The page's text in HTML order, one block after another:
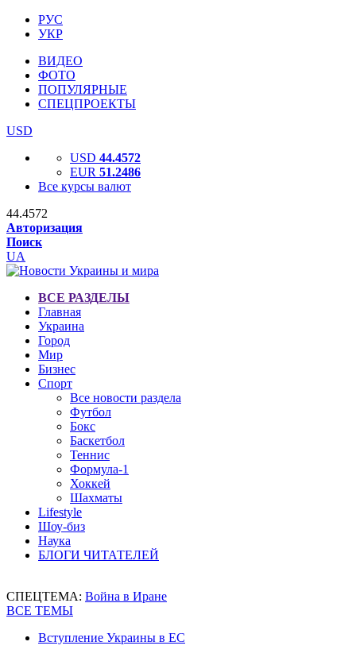
РУС
УКР
ВИДЕО
ФОТО
ПОПУЛЯРНЫЕ
СПЕЦПРОЕКТЫ
USD
USD 44.4572
EUR 51.2486
Все курсы валют
44.4572
Авторизация
Поиск
UA
ВСЕ РАЗДЕЛЫ
Главная
Украина
Город
Мир
Бизнес
Спорт
Все новости раздела
Футбол
Бокс
Баскетбол
Теннис
Формула-1
Хоккей
Шахматы
Lifestyle
Шоу-биз
Наука
БЛОГИ ЧИТАТЕЛЕЙ
СПЕЦТЕМА: Война в Иране
ВСЕ ТЕМЫ
Вступление Украины в ЕС